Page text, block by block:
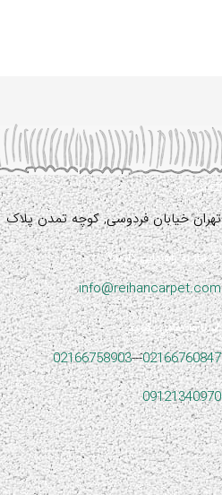
آدرس:
تهران خیابان فردوسی, کوچه تمدن پلاک 11 - طبقه 2 - واحد8
نیاز به راهنمایی دارید؟
info@reihancarpet.com
با ما تماس بگیرید
02166760847
---
02166758903
09121340970